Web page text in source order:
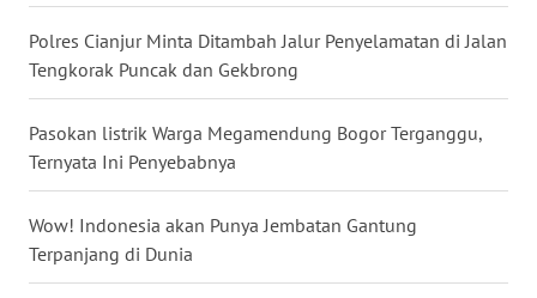
Polres Cianjur Minta Ditambah Jalur Penyelamatan di Jalan
Tengkorak Puncak dan Gekbrong
Pasokan listrik Warga Megamendung Bogor Terganggu,
Ternyata Ini Penyebabnya
Wow! Indonesia akan Punya Jembatan Gantung
Terpanjang di Dunia
BALI
WN
KALBAR
WN
KALTENG